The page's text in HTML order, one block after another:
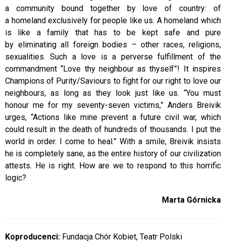
a community bound together by love of country: of
a homeland exclusively for people like us. A homeland which
is like a family that has to be kept safe and pure
by eliminating all foreign bodies – other races, religions,
sexualities. Such a love is a perverse fulfillment of the
commandment “Love thy neighbour as thyself”! It inspires
Champions of Purity/Saviours to fight for our right to love our
neighbours, as long as they look just like us. “You must
honour me for my seventy-seven victims,” Anders Breivik
urges, “Actions like mine prevent a future civil war, which
could result in the death of hundreds of thousands. I put the
world in order. I come to heal.” With a smile, Breivik insists
he is completely sane, as the entire history of our civilization
attests. He is right. How are we to respond to this horrific
logic?
Marta Górnicka
Koproducenci: Fundacja Chór Kobiet, Teatr Polski